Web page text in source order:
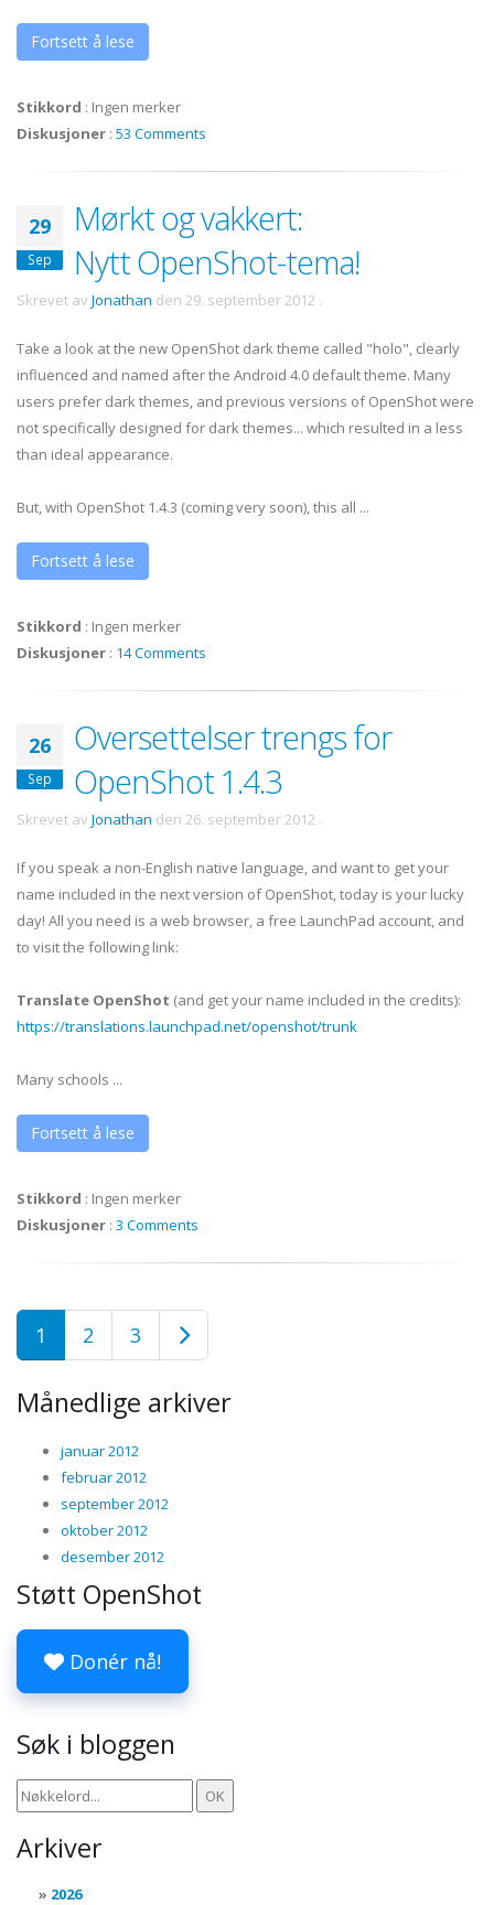
Fortsett å lese
Stikkord : Ingen merker
Diskusjoner : 53 Comments
29
Sep
Mørkt og vakkert:
Nytt OpenShot-tema!
Skrevet av Jonathan den 29. september 2012 .
Take a look at the new OpenShot dark theme called "holo", clearly
influenced and named after the Android 4.0 default theme. Many
users prefer dark themes, and previous versions of OpenShot were
not specifically designed for dark themes... which resulted in a less
than ideal appearance.
But, with OpenShot 1.4.3 (coming very soon), this all ...
Fortsett å lese
Stikkord : Ingen merker
Diskusjoner : 14 Comments
26
Sep
Oversettelser trengs for
OpenShot 1.4.3
Skrevet av Jonathan den 26. september 2012 .
If you speak a non-English native language, and want to get your
name included in the next version of OpenShot, today is your lucky
day! All you need is a web browser, a free LaunchPad account, and
to visit the following link:
Translate OpenShot (and get your name included in the credits):
https://translations.launchpad.net/openshot/trunk
Many schools ...
Fortsett å lese
Stikkord : Ingen merker
Diskusjoner : 3 Comments
1 2 3
Månedlige arkiver
januar 2012
februar 2012
september 2012
oktober 2012
desember 2012
Støtt OpenShot
Donér nå!
Søk i bloggen
Arkiver
2026